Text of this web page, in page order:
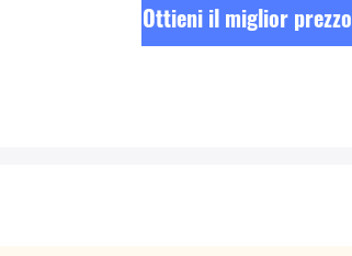
Ottieni il miglior prezzo